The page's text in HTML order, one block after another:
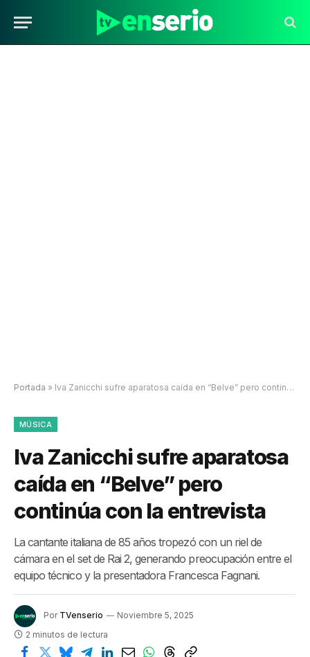
Portada » Iva Zanicchi sufre aparatosa caída en “Belve” pero continúa con la entrevista
MÚSICA
Iva Zanicchi sufre aparatosa
caída en “Belve” pero
continúa con la entrevista
La cantante italiana de 85 años tropezó con un riel de
cámara en el set de Rai 2, generando preocupación entre el
equipo técnico y la presentadora Francesca Fagnani.
Por TVenserio
Noviembre 5, 2025
2 minutos de lectura